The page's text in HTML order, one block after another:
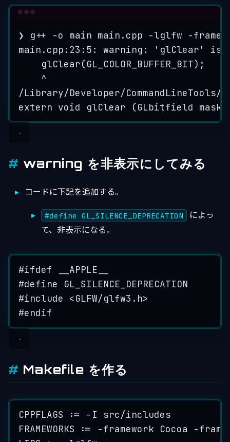
❯ g++ -o main main.cpp -lglfw
-
main.cpp:23:5:
warning: ' glClear ' is
glClear(GL_COLOR_BUFFER_BIT);
^
/Library/Developer/CommandLineTools/
extern void glClear (GLbitfield mask
warning を非表示にしてみる
コードに下記を追加する。
#define GL_SILENCE_DEPRECATION
によっ
て、非表示になる。
#ifdef __APPLE__
#define
GL_SILENCE_DEPRECATION
#include <GLFW/glfw3.h>
#endif
Makefile を作る
CPPFLAGS := -I src/includes
FRAMEWORKS := -framework Cocoa -